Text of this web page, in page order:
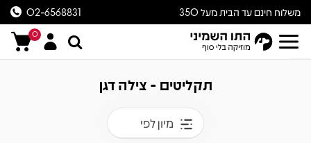
משלוח חינם עד הבית מעל 350
ש״ח
02-6568831
0
תקליטים - צילה דגן
מיון לפי